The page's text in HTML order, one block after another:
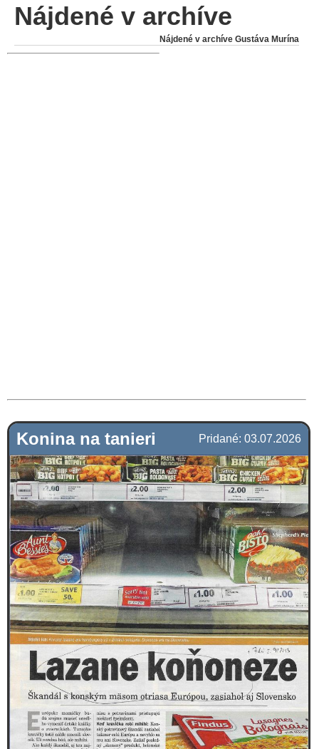
Nájdené v archíve
Nájdené v archíve Gustáva Murína
Konina na tanieri Pridané: 03.07.2026